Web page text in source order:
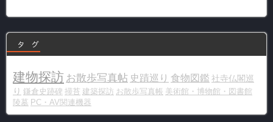
ー
タ グ
建物探訪 お散歩写真帖 史蹟巡り 食物図鑑 社寺仏閣巡
り 鎌倉史跡碑 掃苔 建築探訪 お散歩写真帳 美術館・博物館・図書館
陵墓 PC・AV関連機器